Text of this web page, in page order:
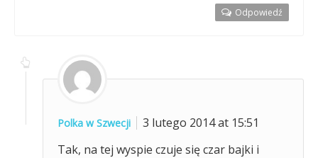
Odpowiedź
Polka w Szwecji
3 lutego 2014 at 15:51
Tak, na tej wyspie czuje się czar bajki i